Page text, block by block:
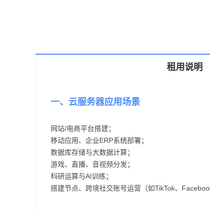
租用说明
一、云服务器应用场景
网站/电商平台搭建；
移动应用、企业ERP系统部署；
数据库存储与大数据计算；
游戏、直播、音视频分发；
科研运算与AI训练；
搭建节点、跨境社交账号运营（如TikTok、